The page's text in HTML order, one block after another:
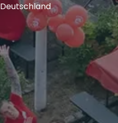
Deutschland